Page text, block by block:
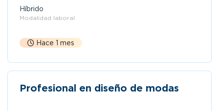
Híbrido
Modalidad laboral
Hace 1 mes
Profesional en diseño de modas